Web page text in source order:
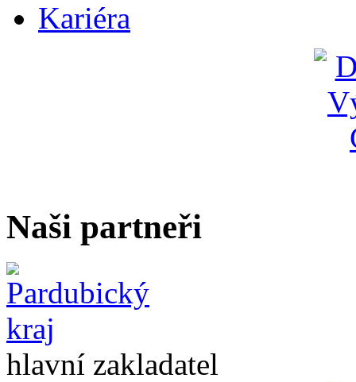
Kariéra
Naši partneři
hlavní zakladatel